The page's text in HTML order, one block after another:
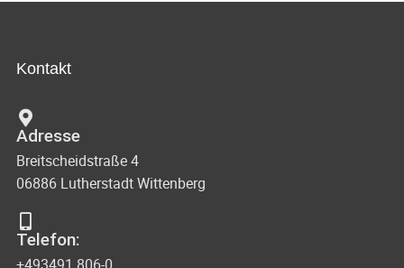
Kontakt
Adresse
Breitscheidstraße 4
06886 Lutherstadt Wittenberg
Telefon: